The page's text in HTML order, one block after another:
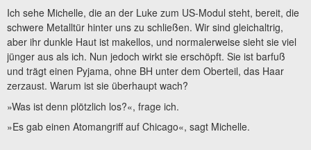
Ich sehe Michelle, die an der Luke zum US-Modul steht, bereit, die
schwere Metalltür hinter uns zu schließen. Wir sind gleichaltrig,
aber ihr dunkle Haut ist makellos, und normalerweise sieht sie viel
jünger aus als ich. Nun jedoch wirkt sie erschöpft. Sie ist barfuß
und trägt einen Pyjama, ohne BH unter dem Oberteil, das Haar
zerzaust. Warum ist sie überhaupt wach?
»Was ist denn plötzlich los?«, frage ich.
»Es gab einen Atomangriff auf Chicago«, sagt Michelle.